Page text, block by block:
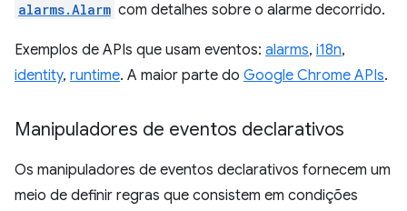
alarms.Alarm com detalhes sobre o alarme decorrido.
Exemplos de APIs que usam eventos: alarms, i18n,
identity, runtime. A maior parte do Google Chrome APIs.
Manipuladores de eventos declarativos
Os manipuladores de eventos declarativos fornecem um
meio de definir regras que consistem em condições